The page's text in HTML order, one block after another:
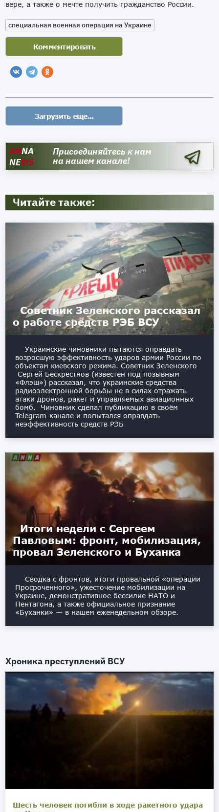
вере, а также о мечте получить гражданство России.
специальная военная операция на Украине
ANNA
NEWS
Присоединяйтесь к нам
на нашем канале!
Читайте также:
Советник Зеленского рассказал
о работе средств РЭБ ВСУ
Украинские чиновники пытаются оправдать
возросшую эффективность ударов армии России по
объектам киевского режима. Советник Зеленского
Сергей Бескрестнов (известен под позывным
«Флэш») рассказал, что украинские средства
радиоэлектронной борьбы не в силах отражать
атаки дронов, ракет и управляемых авиационных
бомб. Чиновник сделал публикацию в своём
Telegram-канале и попытался оправдать
неэффективность средств РЭБ
Итоги недели с Сергеем
Павловым: фронт, мобилизация,
провал Зеленского и Буханка
Сводка с фронтов, итоги провальной «операции
Просроченного», ужесточение мобилизации на
Украине, демонстративное бессилие НАТО и
Пентагона, а также официальное признание
«Буханки» — в нашем еженедельном обзоре.
Хроника преступлений ВСУ
Шесть человек погибли в ходе ракетного удара